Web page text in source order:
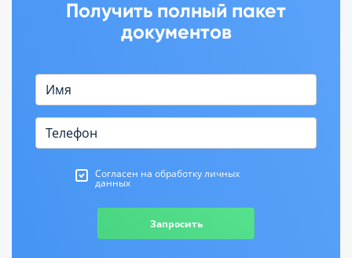
Получить полный пакет
документов
Согласен на обработку личных
данных
Запросить